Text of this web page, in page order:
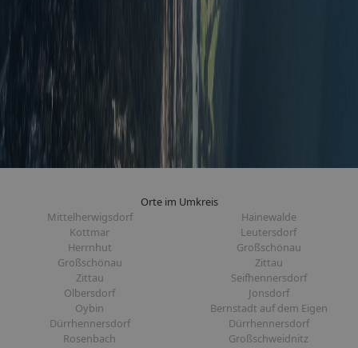
Orte im Umkreis
Mittelherwigsdorf
Hainewalde
Kottmar
Leutersdorf
Herrnhut
Großschönau
Großschönau
Zittau
Zittau
Seifhennersdorf
Olbersdorf
Jonsdorf
Oybin
Bernstadt auf dem Eigen
Dürrhennersdorf
Dürrhennersdorf
Rosenbach
Großschweidnitz